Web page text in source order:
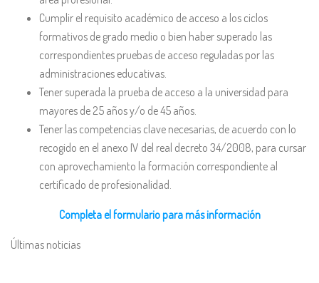
Cumplir el requisito académico de acceso a los ciclos
formativos de grado medio o bien haber superado las
correspondientes pruebas de acceso reguladas por las
administraciones educativas.
Tener superada la prueba de acceso a la universidad para
mayores de 25 años y/o de 45 años.
Tener las competencias clave necesarias, de acuerdo con lo
recogido en el anexo IV del real decreto 34/2008, para cursar
con aprovechamiento la formación correspondiente al
certificado de profesionalidad.
Completa el formulario para más información
Últimas noticias